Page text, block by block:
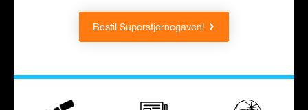
Bestil Superstjernegaven!